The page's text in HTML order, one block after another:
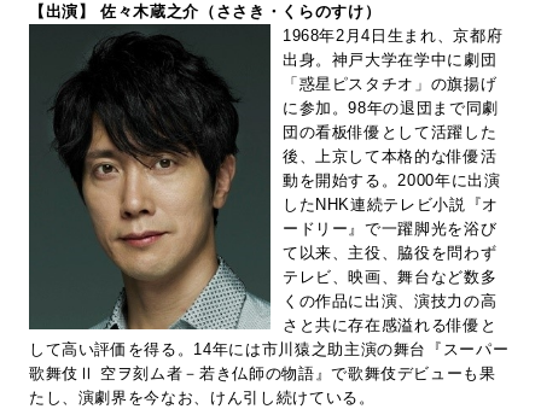
【出演】 佐々木蔵之介（ささき・くらのすけ）
1968年2月4日生まれ、京都府
出身。神戸大学在学中に劇団
「惑星ピスタチオ」の旗揚げ
に参加。98年の退団まで同劇
団の看板俳優として活躍した
後、上京して本格的な俳優活
動を開始する。2000年に出演
したNHK連続テレビ小説『オ
ードリー』で一躍脚光を浴び
て以来、主役、脇役を問わず
テレビ、映画、舞台など数多
くの作品に出演、演技力の高
さと共に存在感溢れる俳優と
して高い評価を得る。14年には市川猿之助主演の舞台『スーパー
歌舞伎Ⅱ 空ヲ刻ム者－若き仏師の物語』で歌舞伎デビューも果
たし、演劇界を今なお、けん引し続けている。